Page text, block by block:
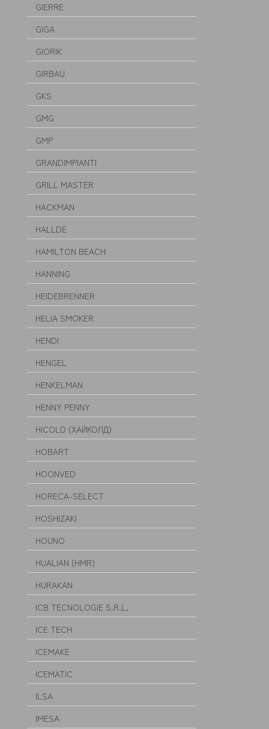
GIERRE
GIGA
GIORIK
GIRBAU
GKS
GMG
GMP
GRANDIMPIANTI
GRILL MASTER
HACKMAN
HALLDE
HAMILTON BEACH
HANNING
HEIDEBRENNER
HELIA SMOKER
HENDI
HENGEL
HENKELMAN
HENNY PENNY
HICOLD (ХАЙКОЛД)
HOBART
HOONVED
HORECA-SELECT
HOSHIZAKI
HOUNO
HUALIAN (HMR)
HURAKAN
ICB TECNOLOGIE S.R.L.
ICE TECH
ICEMAKE
ICEMATIC
ILSA
IMESA